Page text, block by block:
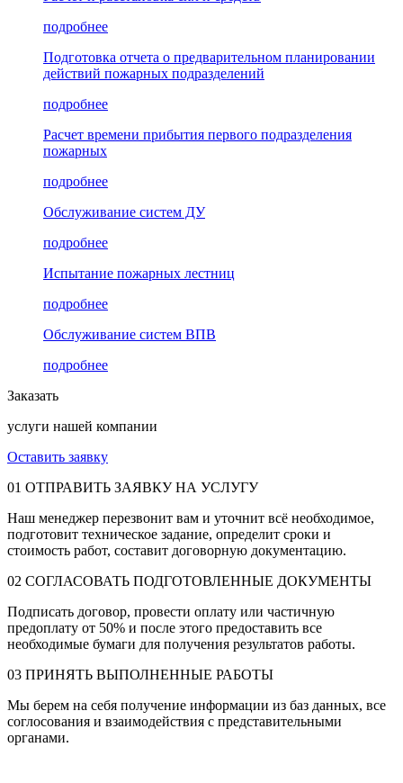
подробнее
Подготовка отчета о предварительном планировании
действий пожарных подразделений
подробнее
Расчет времени прибытия первого подразделения
пожарных
подробнее
Обслуживание систем ДУ
подробнее
Испытание пожарных лестниц
подробнее
Обслуживание систем ВПВ
подробнее
Заказать
услуги нашей компании
Оставить заявку
01 ОТПРАВИТЬ ЗАЯВКУ НА УСЛУГУ
Наш менеджер перезвонит вам и уточнит всё необходимое,
подготовит техническое задание, определит сроки и
стоимость работ, составит договорную документацию.
02 СОГЛАСОВАТЬ ПОДГОТОВЛЕННЫЕ ДОКУМЕНТЫ
Подписать договор, провести оплату или частичную
предоплату от 50% и после этого предоставить все
необходимые бумаги для получения результатов работы.
03 ПРИНЯТЬ ВЫПОЛНЕННЫЕ РАБОТЫ
Мы берем на себя получение информации из баз данных, все
соглосования и взаимодействия с представительными
органами.